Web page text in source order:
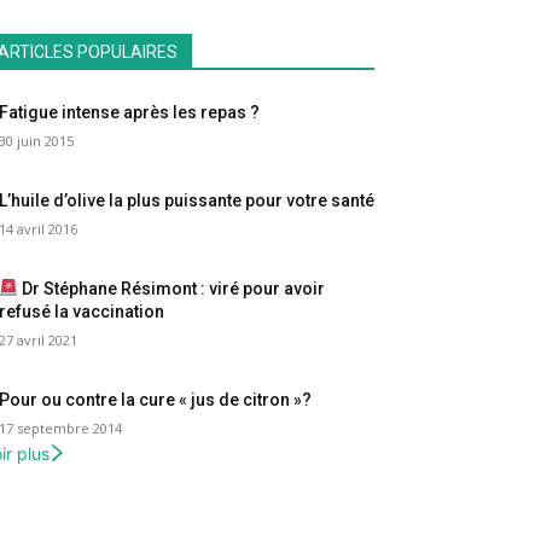
POPULAIRES
Fatigue intense après les repas ?
30 juin 2015
L’huile d’olive la plus puissante pour votre santé
14 avril 2016
Dr Stéphane Résimont : viré pour avoir
refusé la vaccination
27 avril 2021
Pour ou contre la cure « jus de citron »?
17 septembre 2014
plus